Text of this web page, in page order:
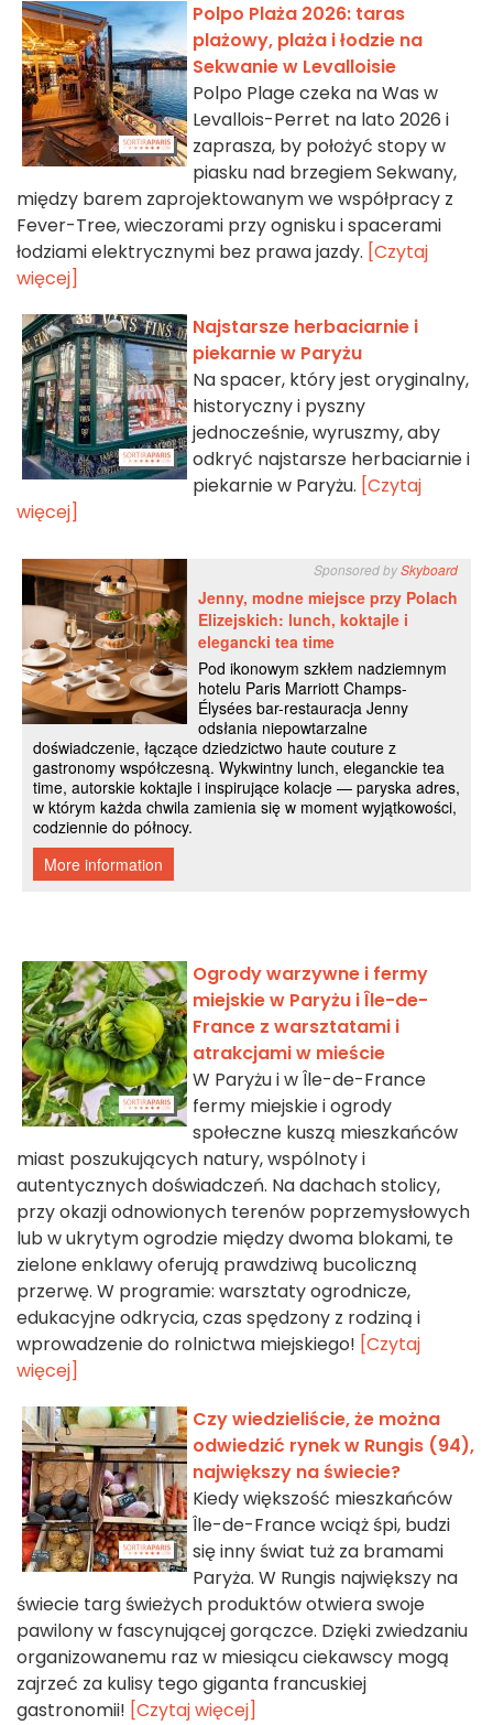
Polpo Plaża 2026: taras
plażowy, plaża i łodzie na
Sekwanie w Levalloisie
Polpo Plage czeka na Was w
Levallois-Perret na lato 2026 i
zaprasza, by położyć stopy w
piasku nad brzegiem Sekwany,
między barem zaprojektowanym we współpracy z
Fever-Tree, wieczorami przy ognisku i spacerami
łodziami elektrycznymi bez prawa jazdy. [Czytaj
więcej]
Najstarsze herbaciarnie i
piekarnie w Paryżu
Na spacer, który jest oryginalny,
historyczny i pyszny
jednocześnie, wyruszmy, aby
odkryć najstarsze herbaciarnie i
piekarnie w Paryżu. [Czytaj
więcej]
Ogrody warzywne i fermy
miejskie w Paryżu i Île-de-
France z warsztatami i
atrakcjami w mieście
W Paryżu i w Île-de-France
fermy miejskie i ogrody
społeczne kuszą mieszkańców
miast poszukujących natury, wspólnoty i
autentycznych doświadczeń. Na dachach stolicy,
przy okazji odnowionych terenów poprzemysłowych
lub w ukrytym ogrodzie między dwoma blokami, te
zielone enklawy oferują prawdziwą bucoliczną
przerwę. W programie: warsztaty ogrodnicze,
edukacyjne odkrycia, czas spędzony z rodziną i
wprowadzenie do rolnictwa miejskiego! [Czytaj
więcej]
Czy wiedzieliście, że można
odwiedzić rynek w Rungis (94),
największy na świecie?
Kiedy większość mieszkańców
Île-de-France wciąż śpi, budzi
się inny świat tuż za bramami
Paryża. W Rungis największy na
świecie targ świeżych produktów otwiera swoje
pawilony w fascynującej gorączce. Dzięki zwiedzaniu
organizowanemu raz w miesiącu ciekawscy mogą
zajrzeć za kulisy tego giganta francuskiej
gastronomii! [Czytaj więcej]